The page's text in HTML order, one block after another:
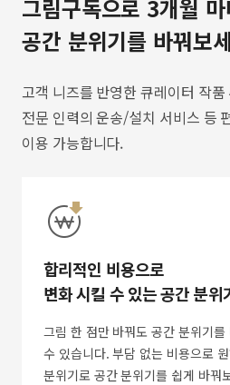
그림구독으로 3개월
공간 분위기를 바꿔보
고객 니즈를 반영한 큐레이터 작품
전문 인력의 운송/설치 서비스 등
이용 가능합니다.
합리적인 비용으로
변화 시킬 수 있는 공간 분위
그림 한 점만 바꿔도 공간 분위기를
수 있습니다. 부담 없는 비용으로
분위기로 공간 분위기를 쉽게 바꿔